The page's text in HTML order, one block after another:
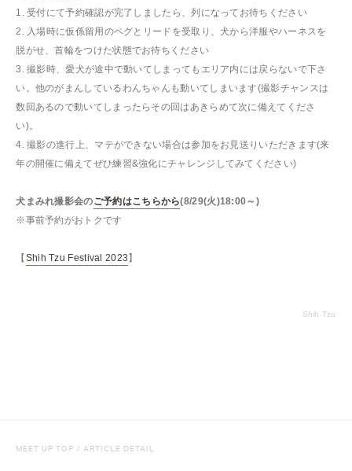
1. 受付にて予約確認が完了しましたら、列になってお待ちください
2. 入場時に仮係留用のペグとリードを受取り、犬から洋服やハーネスを
脱がせ、首輪をつけた状態でお待ちください
3. 撮影時、愛犬が途中で動いてしまってもエリア内には戻らないで下さ
い。他のがまんしているわんちゃんも動いてしまいます(撮影チャンスは
数回あるので動いてしまったらその回はあきらめて次に備えてくださ
い)。
4. 撮影の進行上、マテができない場合は参加をお見送りいただきます(来
年の開催に備えてぜひ練習&強化にチャレンジしてみてください)
犬まみれ撮影会のご予約はこちらから(8/29(火)18:00～)
※事前予約がおトクです
【Shih Tzu Festival 2023】
Shih Tzu
MEET UP TOP / ARTICLE DETAIL